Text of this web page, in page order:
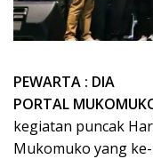
PEWARTA : DIA
PORTAL
kegiatan puncak
Mukomuko yang